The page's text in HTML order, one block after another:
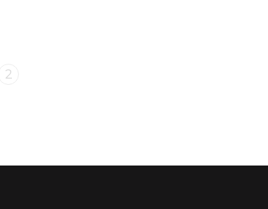
2